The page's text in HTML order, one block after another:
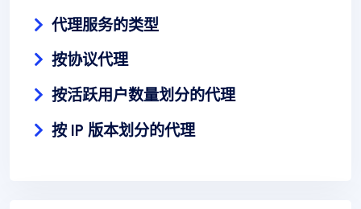
代理服务的类型
按协议代理
按活跃用户数量划分的代理
按 IP 版本划分的代理